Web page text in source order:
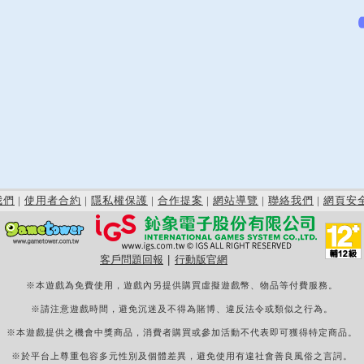
們 | 使用者合約 | 隱私權保護 | 合作提案 | 網站導覽 | 聯絡我們 | 網頁安
客戶問題回報 行動版官網
※本遊戲為免費使用，遊戲內另提供購買虛擬遊戲幣、物品等付費服務。
※請注意遊戲時間，避免沉迷及不得為賭博、違反法令或類似之行為。
※本遊戲提供之機會中獎商品，消費者購買或參加活動不代表即可獲得特定商品。
※於平台上尊重包容多元性別及個體差異，避免使用有違社會善良風俗之言詞。